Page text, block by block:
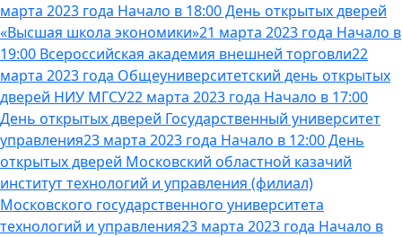
марта 2023 года Начало в 18:00 День открытых дверей
«Высшая школа экономики»21 марта 2023 года Начало в
19:00 Всероссийская академия внешней торговли22
марта 2023 года Общеуниверситетский день открытых
дверей НИУ МГСУ22 марта 2023 года Начало в 17:00
День открытых дверей Государственный университет
управления23 марта 2023 года Начало в 12:00 День
открытых дверей Московский областной казачий
институт технологий и управления (филиал)
Московского государственного университета
технологий и управления23 марта 2023 года Начало в